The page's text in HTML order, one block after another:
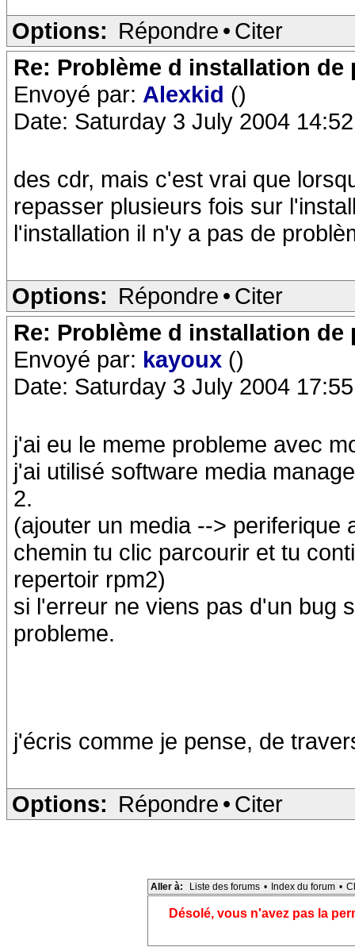
Options: Répondre • Citer
Re: Problème d installation de
Envoyé par: Alexkid ()
Date: Saturday 3 July 2004
des cdr, mais c'est vrai que
repasser plusieurs fois sur
l'installation il n'y a pas de
Options: Répondre • Citer
Re: Problème d installation de
Envoyé par: kayoux ()
Date: Saturday 3 July 2004
j'ai eu le meme probleme avec
j'ai utilisé software media
2.
(ajouter un media --> periferique
chemin tu clic parcourir et tu
repertoir rpm2)
si l'erreur ne viens pas d'un bug
probleme.
j'écris comme je pense, de
Options: Répondre • Citer
Aller à: Liste des forums • Index du forum •
Désolé, vous n'avez pas la